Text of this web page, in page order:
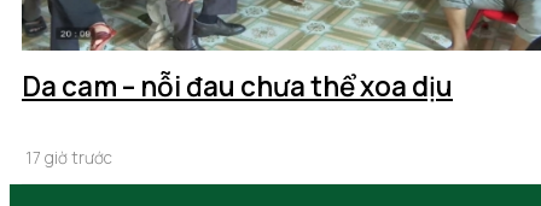
Da cam – nỗi đau chưa thể xoa dịu
17 giờ trước